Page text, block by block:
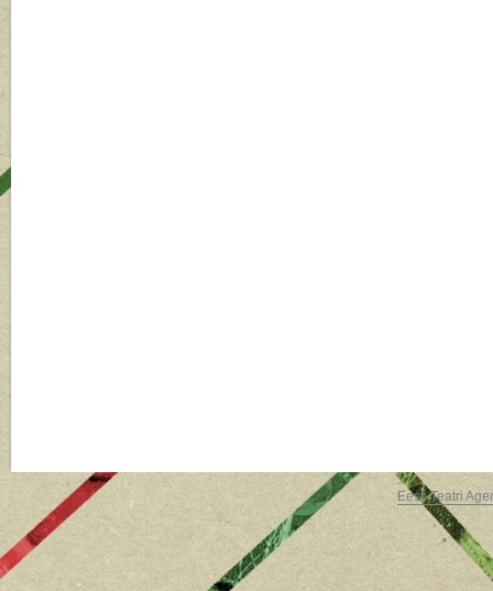
Eesti Teatri